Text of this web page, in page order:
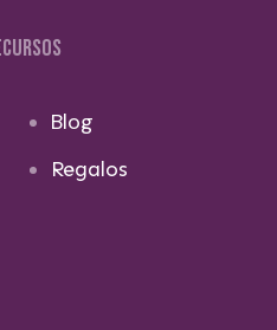
Blog
Regalos